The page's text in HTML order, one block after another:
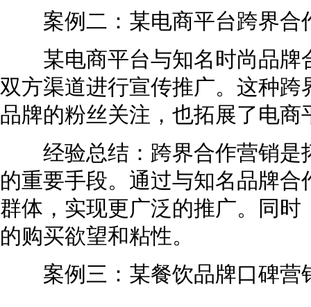
案例二：某电商平台跨界合
某电商平台与知名时尚品牌
双方渠道进行宣传推广。这种
品牌的粉丝关注，也拓展了电
经验总结：跨界合作营销是
的重要手段。通过与知名品牌
群体，实现更广泛的推广。同
的购买欲望和粘性。
案例三：某餐饮品牌口碑营